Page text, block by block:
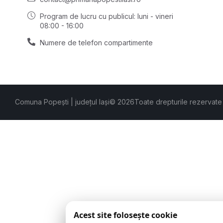
Program de lucru cu publicul: luni - vineri
08:00 - 16:00
Numere de telefon compartimente
Comuna Popești | județul Iași© 2026Toate drepturile rezervate
Acest site folosește cookie